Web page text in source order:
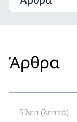
Άρθρα
5 λεπ.(λεπτά)